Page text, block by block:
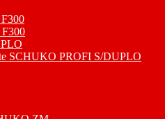
SCHUKO PROFI S/DUPLO